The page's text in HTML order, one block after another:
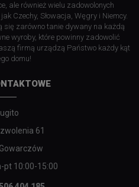
ale również wielu zadowolonych
Czechy, Słowacja, Węgry i Niemcy.
się zarówno tanie dywany na każdą
wyroby, które powinny zadowolić
firmą urządzą Państwo każdy kąt
domu!
61
pt 10:00-15:00